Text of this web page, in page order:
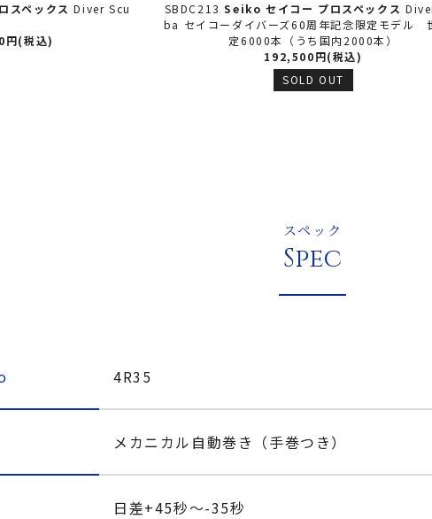
スペックスDiver Scu
円(税込)
SBDC213 Seiko セイコー プロスペックス
ba セイコーダイバーズ60周年記念限定モデル
定6000本（うち国内2000本）
192,500円(税込)
SOLD OUT
スペック
Spec
4R35
メカニカル自動巻き（手巻つき）
日差+45秒～-35秒